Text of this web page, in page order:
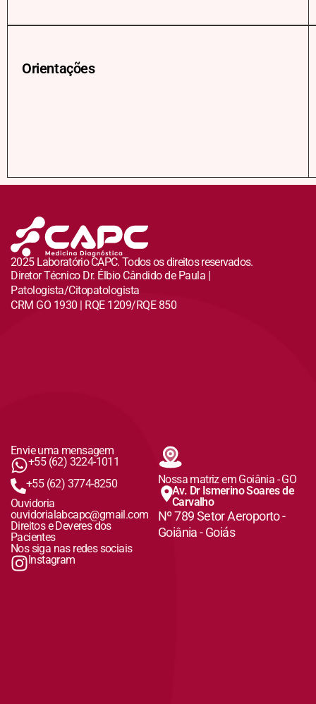
Orientações
2025 Laboratório CAPC. Todos os direitos reservados.
Diretor Técnico Dr. Élbio Cândido de Paula |
Patologista/Citopatologista
CRM GO 1930 | RQE 1209/RQE 850
Envie uma mensagem
+55 (62) 3224-1011
+55 (62) 3774-8250
Ouvidoria
ouvidorialabcapc@gmail.com
Direitos e Deveres dos
Pacientes
Nos siga nas redes sociais
Instagram
Nossa matriz em Goiânia - GO
Av. Dr Ismerino Soares de
Carvalho
Nº 789 Setor Aeroporto -
Goiânia - Goiás